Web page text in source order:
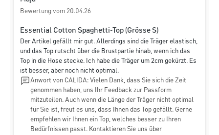
Bewertung vom 20.04.26
Essential Cotton Spaghetti-Top (Grösse S)
Der Artikel gefällt mir gut. Allerdings sind die Träger elastisch,
und das Top rutscht über die Brustpartie hinab, wenn ich das
Top in die Hose stecke. Ich habe die Träger um 2cm gekürzt. Es
ist besser, aber noch nicht optimal.
Anwort von CALIDA: Vielen Dank, dass Sie sich die Zeit
genommen haben, uns Ihr Feedback zur Passform
mitzuteilen. Auch wenn die Länge der Träger nicht optimal
für Sie ist, freut es uns, dass Ihnen das Top gefällt. Gerne
empfehlen wir Ihnen ein Top, welches besser zu Ihren
Bedürfnissen passt. Kontaktieren Sie uns über